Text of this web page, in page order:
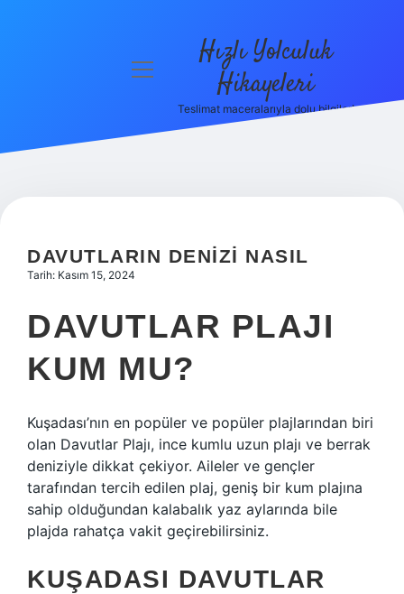
Hakkımızda
menüyü
Hızlı Yolculuk
Hikayeleri
Teslimat maceralarıyla dolu bilgiler!
DAVUTLARIN DENIZI NASIL
Tarih: Kasım 15, 2024
DAVUTLAR PLAJI
KUM MU?
Kuşadası’nın en popüler ve popüler plajlarından biri
olan Davutlar Plajı, ince kumlu uzun plajı ve berrak
deniziyle dikkat çekiyor. Aileler ve gençler
tarafından tercih edilen plaj, geniş bir kum plajına
sahip olduğundan kalabalık yaz aylarında bile
plajda rahatça vakit geçirebilirsiniz.
KUŞADASI DAVUTLAR